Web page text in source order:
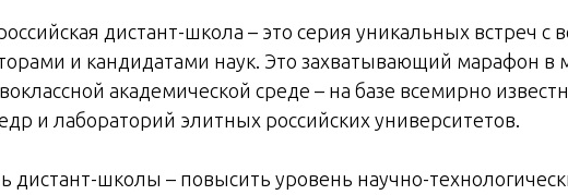
дистант-школа – это серия уникальных встреч
и кандидатами наук. Это захватывающий марафон
академической среде – на базе всемирно
и лабораторий элитных российских университетов.
дистант-школы – повысить уровень научно-